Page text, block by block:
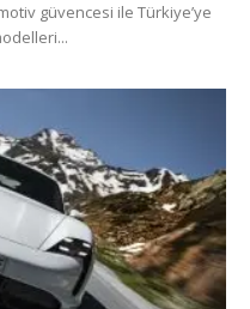
güvencesi ile Türkiye’ye